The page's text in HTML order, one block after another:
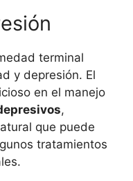
terminal
y depresión. El
en el manejo
,
que puede
tratamientos